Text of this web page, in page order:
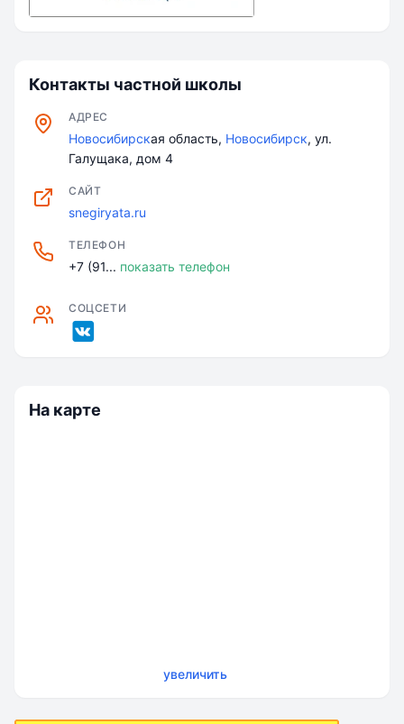
Контакты частной школы
АДРЕС
Новосибирская область, Новосибирск, ул.
Галущака, дом 4
САЙТ
snegiryata.ru
ТЕЛЕФОН
+7 (91... показать телефон
СОЦСЕТИ
На карте
увеличить